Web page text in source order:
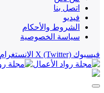
اتصل بنا
فيديو
الشروط والأحكام
سياسة الخصوصية
فيسبوك X (Twitter) الانستغرام